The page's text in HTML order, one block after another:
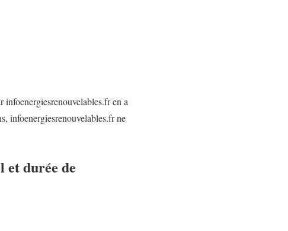
en a
infoenergiesrenouvelables.fr ne
et durée de